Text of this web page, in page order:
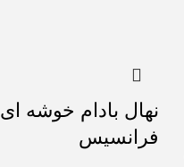
نهال بادام خوشه ای
فرانسیس